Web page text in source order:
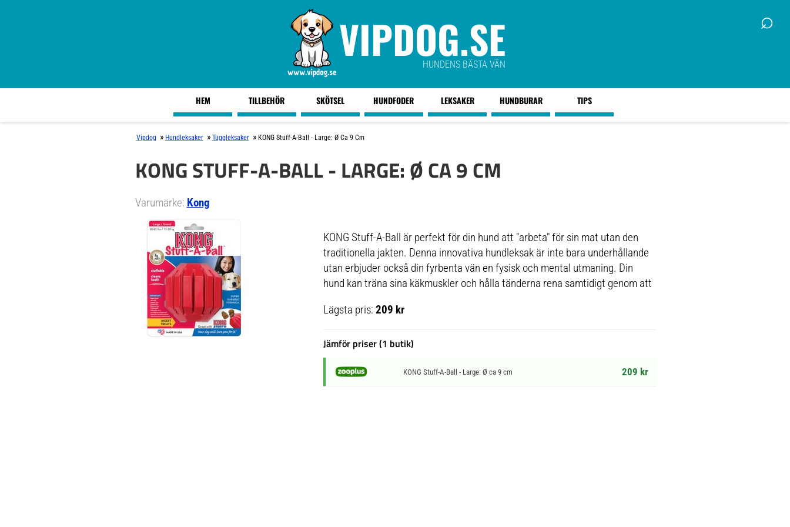
VIPDOG.SE
HUNDENS BÄSTA VÄN
⌕
HEM TILLBEHÖR SKÖTSEL HUNDFODER LEKSAKER HUNDBURAR TIPS
Vipdog » Hundleksaker » Tuggleksaker » KONG Stuff-A-Ball - Large: Ø Ca 9 Cm
KONG STUFF-A-BALL - LARGE: Ø CA 9 CM
Varumärke: Kong
KONG Stuff-A-Ball är perfekt för din hund att "arbeta" för sin mat utan den
traditionella jakten. Denna innovativa hundleksak är inte bara underhållande
utan erbjuder också din fyrbenta vän en fysisk och mental utmaning. Din
hund kan träna sina käkmuskler och hålla tänderna rena samtidigt genom att
Lägsta pris: 209 kr
Jämför priser (1 butik)
KONG Stuff-A-Ball - Large: Ø ca 9 cm 209 kr